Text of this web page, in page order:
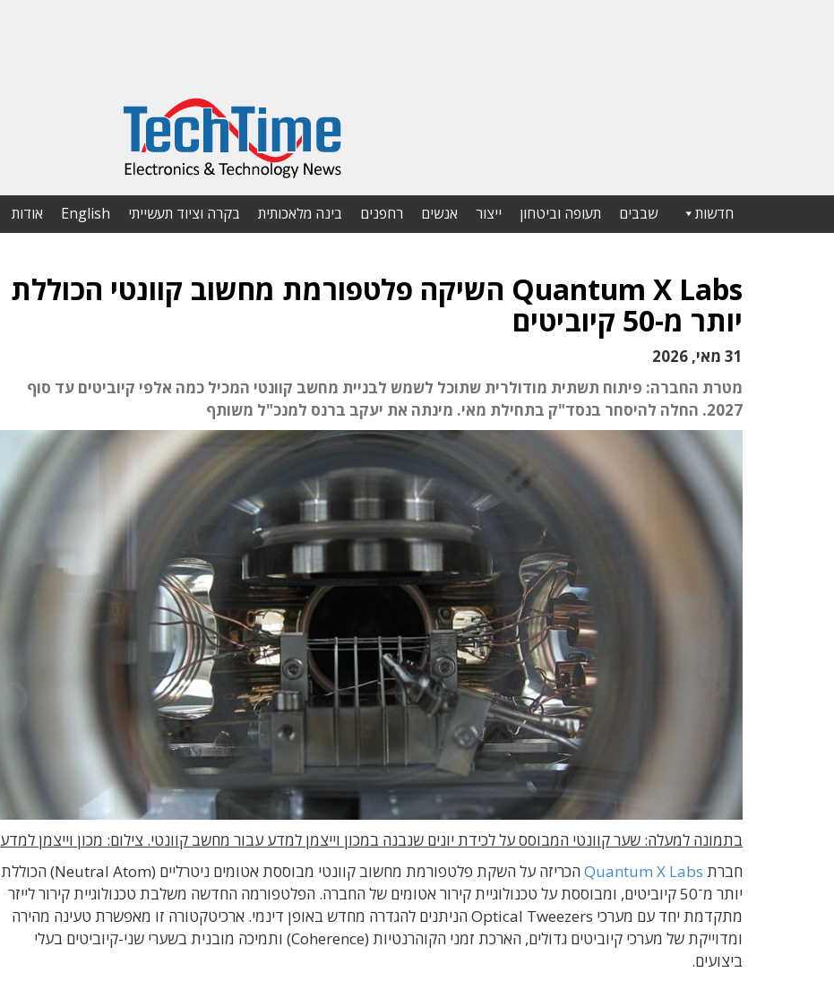
חדשות שבבים תעופה וביטחון ייצור אנשים רחפנים בינה מלאכותית בקרה וציוד תעשייתי English אודות
Quantum X Labs השיקה פלטפורמת מחשוב קוונטי הכוללת
יותר מ-50 קיוביטים
31 מאי, 2026
מטרת החברה: פיתוח תשתית מודולרית שתוכל לשמש לבניית מחשב קוונטי המכיל כמה אלפי קיוביטים עד סוף
2027. החלה להיסחר בנסד"ק בתחילת מאי. מינתה את יעקב ברנס למנכ"ל משותף
בתמונה למעלה: שער קוונטי המבוסס על לכידת יונים שנבנה במכון וייצמן למדע עבור מחשב קוונטי. צילום: מכון וייצמן למדע
חברת Quantum X Labs
הכריזה על השקת פלטפורמת מחשוב קוונטי מבוססת אטומים ניטרליים (Neutral Atom) הכוללת
יותר מ־50 קיוביטים, ומבוססת על טכנולוגיית קירור אטומים של החברה. הפלטפורמה החדשה משלבת טכנולוגיית קירור לייזר
מתקדמת יחד עם מערכי Optical Tweezers הניתנים להגדרה מחדש באופן דינמי. ארכיטקטורה זו מאפשרת טעינה מהירה
ומדוייקת של מערכי קיוביטים גדולים, הארכת זמני הקוהרנטיות (Coherence) ותמיכה מובנית בשערי שני-קיוביטים בעלי
ביצועים.